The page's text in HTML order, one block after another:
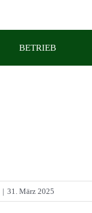
BETRIEB
| 31. März 2025